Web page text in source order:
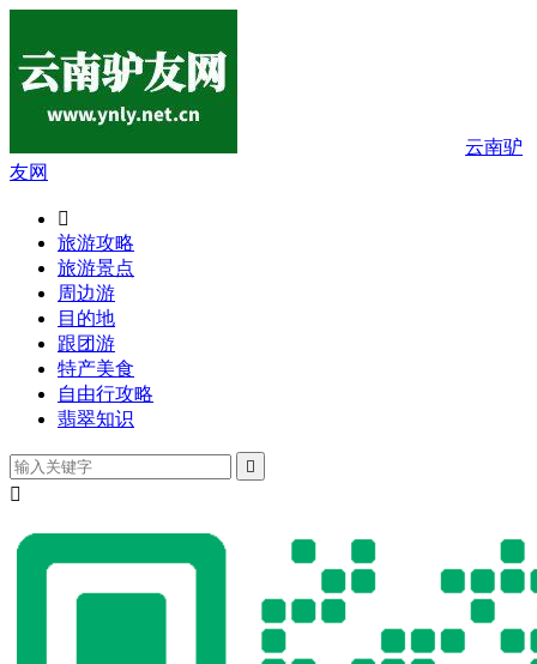
云南驴
友网

旅游攻略
旅游景点
周边游
目的地
跟团游
特产美食
自由行攻略
翡翠知识

